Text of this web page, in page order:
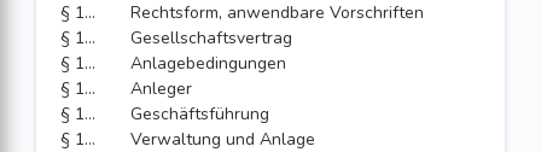
§ 124
Rechtsform, anwendbare Vorschriften
§ 125
Gesellschaftsvertrag
§ 126
Anlagebedingungen
§ 127
Anleger
§ 128
Geschäftsführung
§ 129
Verwaltung und Anlage